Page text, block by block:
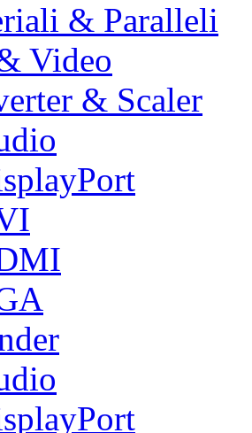
& Paralleli
Video
& Scaler